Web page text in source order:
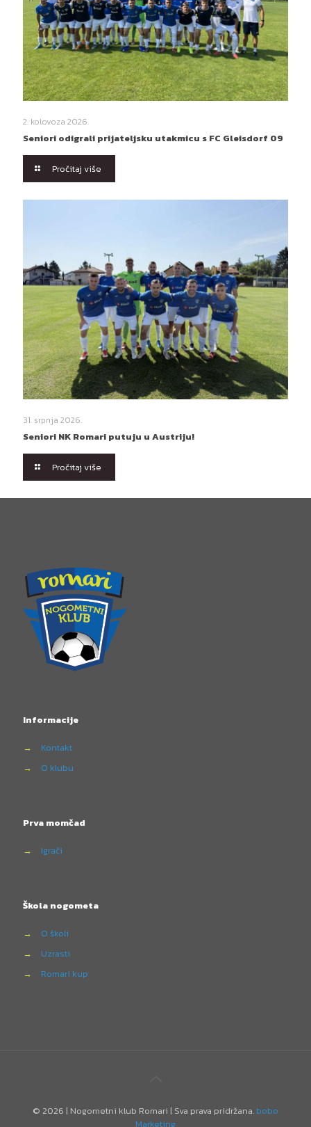
2. kolovoza 2026.
Seniori odigrali prijateljsku utakmicu s FC Gleisdorf 09
Pročitaj više
31. srpnja 2026.
Seniori NK Romari putuju u Austriju!
Pročitaj više
Informacije
→
Kontakt
→
O klubu
Prva momčad
→ Igrači
Škola nogometa
→
O školi
→
Uzrasti
→
Romari kup
© 2026 | Nogometni klub Romari | Sva prava pridržana. bobo
Marketing